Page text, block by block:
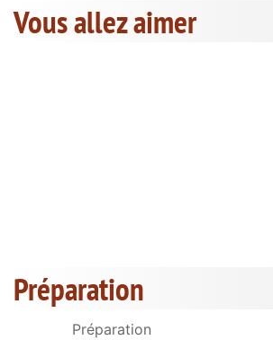
Vous allez aimer
Préparation
Préparation